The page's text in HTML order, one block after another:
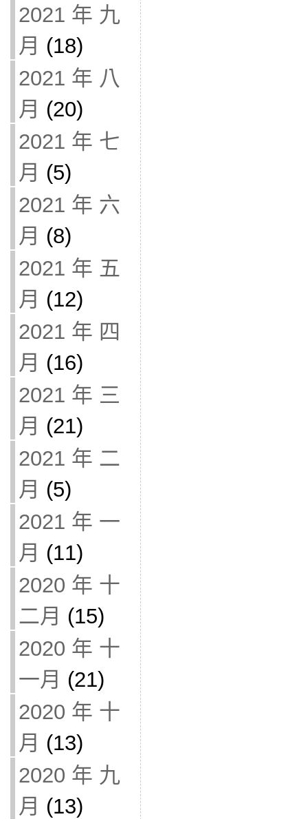
2021 年 九
月 (18)
2021 年 八
月 (20)
2021 年 七
月 (5)
2021 年 六
月 (8)
2021 年 五
月 (12)
2021 年 四
月 (16)
2021 年 三
月 (21)
2021 年 二
月 (5)
2021 年 一
月 (11)
2020 年 十
二月 (15)
2020 年 十
一月 (21)
2020 年 十
月 (13)
2020 年 九
月 (13)